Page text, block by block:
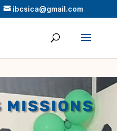
ibcsica@gmail.com
MISSIONS